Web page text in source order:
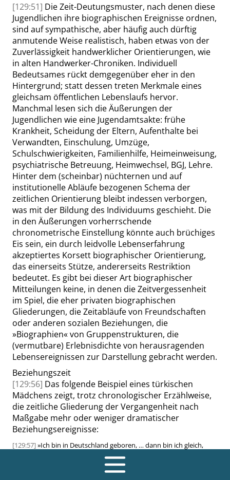
[129:51] Die Zeit-Deutungsmuster, nach denen diese
Jugendlichen ihre biographischen Ereignisse ordnen,
sind aufsympathische, aber häufig auch dürftig
anmutende Weise realistisch, haben etwas von der
Zuverlässigkeit handwerklicher Orientierungen, wie
in alten Handwerker-Chroniken. Individuell
Bedeutsames rückt demgegenüber eher in den
Hintergrund; statt dessen treten Merkmale eines
gleichsam öffentlichen Lebenslaufs hervor.
Manchmal lesen sich die Äußerungen der
Jugendlichen wie eine Jugendamtsakte: frühe
Krankheit, Scheidung der Eltern, Aufenthalte bei
Verwandten, Einschulung, Umzüge,
Schulschwierigkeiten, Familienhilfe, Heimeinweisung,
psychiatrische Betreuung, Heimwechsel, BGJ, Lehre.
Hinter dem (scheinbar) nüchternen und auf
institutionelle Abläufe bezogenen Schema der
zeitlichen Orientierung bleibt indessen verborgen,
was mit der Bildung des Individuums geschieht. Die
in den Äußerungen vorherrschende
chronometrische Einstellung könnte auch brüchiges
Eis sein, ein durch leidvolle Lebenserfahrung
akzeptiertes Korsett biographischer Orientierung,
das einerseits Stütze, andererseits Restriktion
bedeutet. Es gibt bei dieser Art biographischer
Mitteilungen keine, in denen die Zeitvergessenheit
im Spiel, die eher privaten biographischen
Gliederungen, die Zeitabläufe von Freundschaften
oder anderen sozialen Beziehungen, die
»Biographien«von Gruppenstrukturen, die
(vermutbare) Erlebnisdichte von herausragenden
Lebensereignissen zur Darstellung gebracht werden.
Beziehungszeit
[129:56] Das folgende Beispiel eines türkischen
Mädchens zeigt, trotz chronologischer Erzählweise,
die zeitliche Gliederung der Vergangenheit nach
Maßgabe mehr oder weniger dramatischer
Beziehungsereignisse:
[129:57]»Ich bin in Deutschland geboren, … dann bin ich gleich,
nachdem ich geboren bin, hat mich meine Mutter nach Türkei
gebracht, bin ich mit meinen Großeltern da aufgewachsen, bis ich